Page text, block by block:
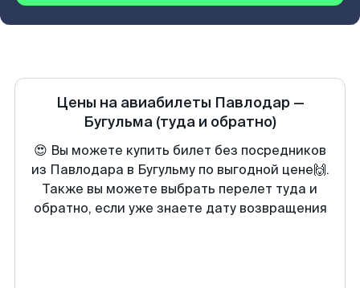
Цены на авиабилеты Павлодар—
Бугульма (туда и обратно)
😍 Вы можете купить билет без посредников
из Павлодара в Бугульму по выгодной цене🙌.
Также вы можете выбрать перелет туда и
обратно, если уже знаете дату возвращения